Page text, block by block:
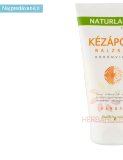
Najpredávanější